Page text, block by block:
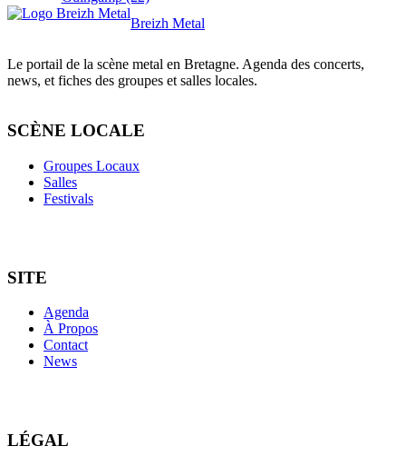
Breizh Metal
Le portail de la scène metal en Bretagne. Agenda des concerts,
news, et fiches des groupes et salles locales.
SCÈNE LOCALE
Groupes Locaux
Salles
Festivals
SITE
Agenda
À Propos
Contact
News
LÉGAL